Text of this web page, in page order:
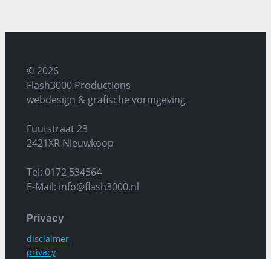
© 2026
Flash3000 Productions
webdesign & grafische vormgeving
Fuutstraat 23
2421XR Nieuwkoop
Tel: 0172 534564
E-Mail: info@flash3000.nl
Privacy
disclaimer
privacy